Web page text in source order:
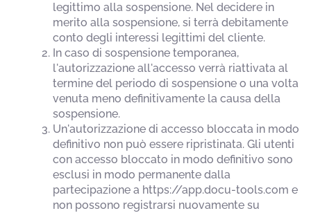
legittimo alla sospensione. Nel decidere in
merito alla sospensione, si terrà debitamente
conto degli interessi legittimi del cliente.
In caso di sospensione temporanea,
l'autorizzazione all'accesso verrà riattivata al
termine del periodo di sospensione o una volta
venuta meno definitivamente la causa della
sospensione.
Un'autorizzazione di accesso bloccata in modo
definitivo non può essere ripristinata. Gli utenti
con accesso bloccato in modo definitivo sono
esclusi in modo permanente dalla
partecipazione a https://app.docu-tools.com e
non possono registrarsi nuovamente su